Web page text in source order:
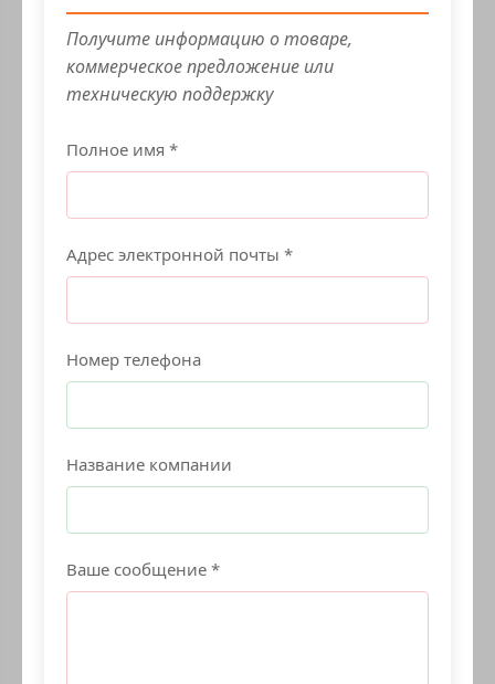
Получите информацию о товаре,
коммерческое предложение или
техническую поддержку
Полное имя *
Адрес электронной почты *
Номер телефона
Название компании
Ваше сообщение *